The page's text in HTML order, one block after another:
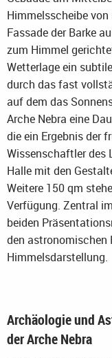
Himmelsscheibe von
Fassade der Barke
zum Himmel
Wetterlage ein
durch das fast
auf dem das
Arche Nebra eine
die ein Ergebnis der
Wissenschaftler des
Halle mit den
Weitere 150 qm
Verfügung. Zentral
beiden
den astronomischen
Himmelsdarstellung.
Archäologie und
der Arche Nebra